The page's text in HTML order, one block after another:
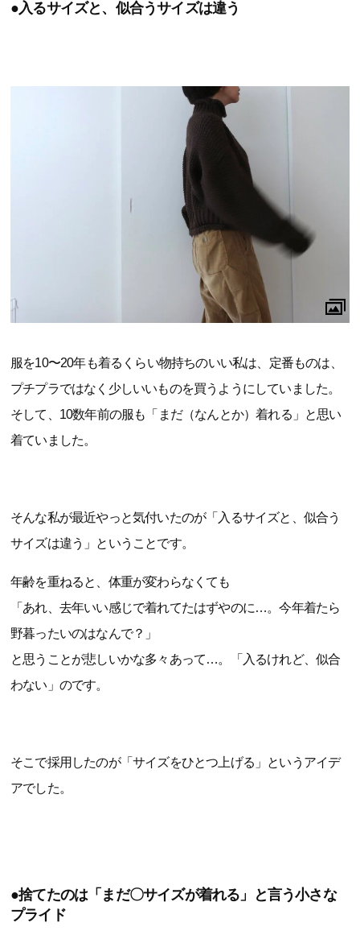
●入るサイズと、似合うサイズは違う
服を10〜20年も着るくらい物持ちのいい私は、定番ものは、
プチプラではなく少しいいものを買うようにしていました。
そして、10数年前の服も「まだ（なんとか）着れる」と思い
着ていました。
そんな私が最近やっと気付いたのが「入るサイズと、似合う
サイズは違う」ということです。
年齢を重ねると、体重が変わらなくても
「あれ、去年いい感じで着れてたはずやのに…。今年着たら
野暮ったいのはなんで？」
と思うことが悲しいかな多々あって…。「入るけれど、似合
わない」のです。
そこで採用したのが「サイズをひとつ上げる」というアイデ
アでした。
●捨てたのは「まだ〇サイズが着れる」と言う小さな
プライド